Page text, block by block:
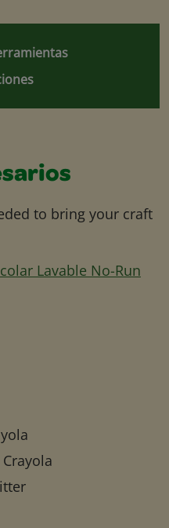
to bring your craft
Lavable No-Run